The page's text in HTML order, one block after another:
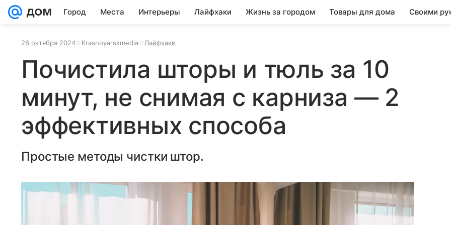
Город Места Интерьеры Лайфхаки Жизнь за городом Товары для дома Своими
28 октября 2024 Krasnoyarskmedia Лайфхаки
Почистила шторы и тюль за 10
минут, не снимая с карниза — 2
эффективных способа
Простые методы чистки штор.